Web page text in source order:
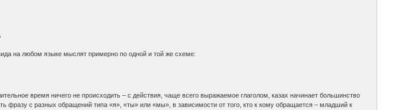
на любом языке мыслят примерно по одной и той же схеме:
время ничего не происходить – с действия, чаще всего выражаемое глаголом, казах начинает большинство
фразу с разных обращений типа «я», «ты» или «мы», в зависимости от того, кто к кому обращается – младший к